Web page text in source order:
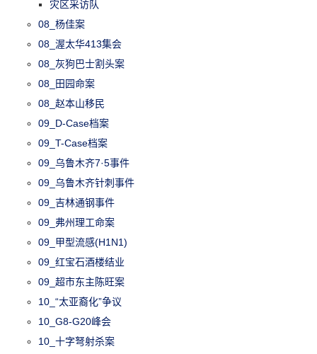
灾区采访队
08_杨佳案
08_渥太华413集会
08_灰狗巴士割头案
08_田园命案
08_赵本山移民
09_D-Case档案
09_T-Case档案
09_乌鲁木齐7·5事件
09_乌鲁木齐针刺事件
09_吉林通钢事件
09_弗州理工命案
09_甲型流感(H1N1)
09_红宝石酒楼结业
09_超市东主陈旺案
10_“太亚裔化”争议
10_G8-G20峰会
10_十字弩射杀案